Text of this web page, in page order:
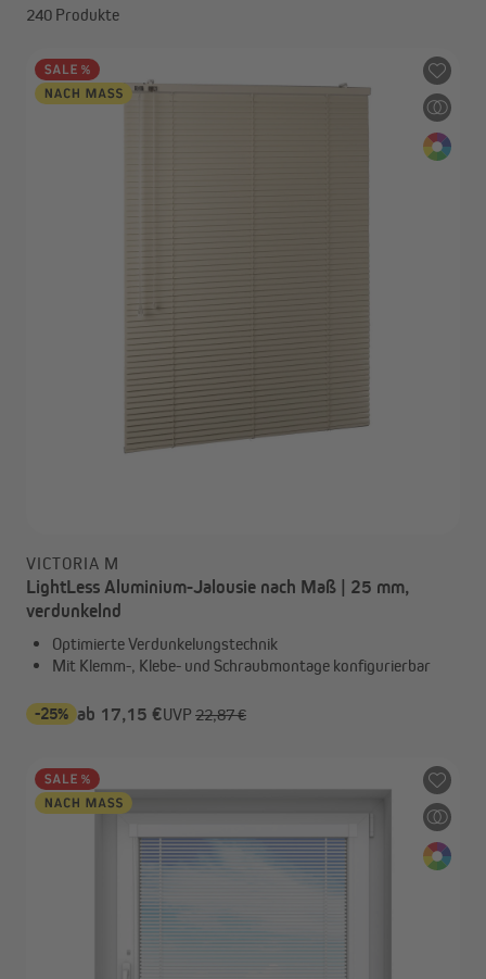
240 Produkte
VICTORIA M
LightLess Aluminium-Jalousie nach Maß | 25 mm,
verdunkelnd
Optimierte Verdunkelungstechnik
Mit Klemm-, Klebe- und Schraubmontage konfigurierbar
-25% ab 17,15 €UVP 22,87 €